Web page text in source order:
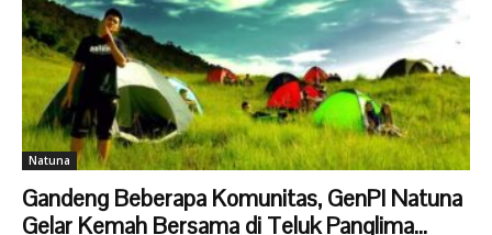
Natuna
Gandeng Beberapa Komunitas, GenPI Natuna
Gelar Kemah Bersama di Teluk Panglima...